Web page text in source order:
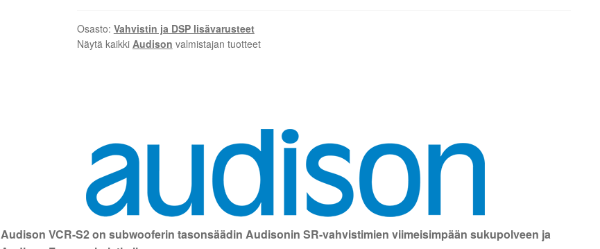
Osasto: Vahvistin ja DSP lisävarusteet
Näytä kaikki Audison valmistajan tuotteet
Audison VCR-S2 on subwooferin tasonsäädin Audisonin SR-vahvistimien viimeisimpään sukupolveen ja